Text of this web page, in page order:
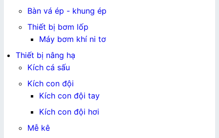
Bàn vá ép - khung ép
Thiết bị bơm lốp
Máy bơm khí ni tơ
Thiết bị nâng hạ
Kích cá sấu
Kích con đội
Kích con đội tay
Kích con đội hơi
Mễ kê